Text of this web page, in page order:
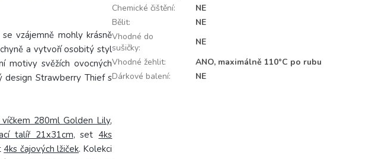
vzájemně mohly krásně
a vytvoří osobitý styl
motivy svěžích ovocných
design Strawberry Thief s
víčkem 280ml Golden Lily,
talíř 21x31cm, set 4ks
4ks čajových lžiček. Kolekci
Chemické čištění:
NE
Bělit:
NE
Vhodné do
sušičky:
NE
Vhodné žehlit:
ANO, maximálně 110°C po rubu
Dárkové balení: NE